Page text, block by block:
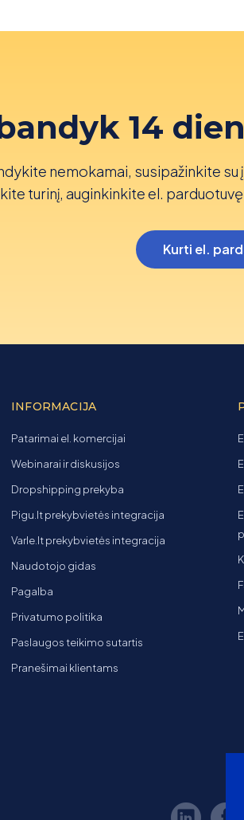
14
nemokamai, susipažinkite su
turinį, auginkinkite el.
Kurti el.
INFORMACIJA
Patarimai el. komercijai
Webinarai ir diskusijos
Dropshipping prekyba
Pigu.lt prekybvietės integracija
Varle.lt prekybvietės integracija
Naudotojo gidas
Pagalba
Privatumo politika
Paslaugos teikimo sutartis
Pranešimai klientams